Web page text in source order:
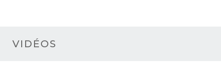
VIDÉOS